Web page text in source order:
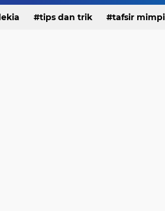
Jalan Redup Agama:
tips dan trik tafsir mimpi